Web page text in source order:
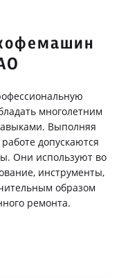
многолетним
Выполняя
допускаются
Они используют во
инструменты,
образом
ремонта.